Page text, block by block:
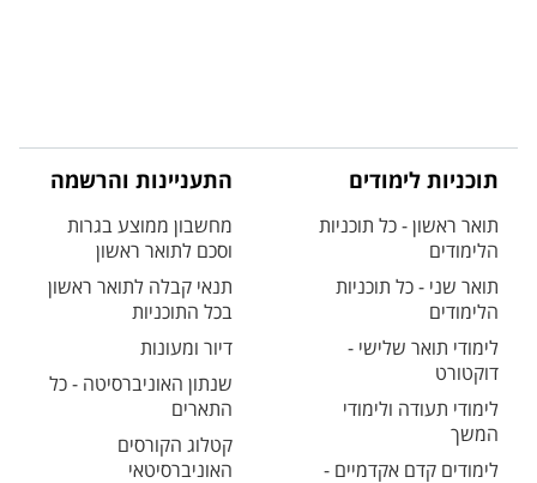
תוכניות לימודים
תואר ראשון - כל תוכניות
הלימודים
תואר שני - כל תוכניות
הלימודים
לימודי תואר שלישי -
דוקטורט
לימודי תעודה ולימודי
המשך
לימודים קדם אקדמיים -
התעניינות והרשמה
מחשבון ממוצע בגרות
וסכם לתואר ראשון
תנאי קבלה לתואר ראשון
בכל התוכניות
דיור ומעונות
שנתון האוניברסיטה - כל
התארים
קטלוג הקורסים
האוניברסיטאי